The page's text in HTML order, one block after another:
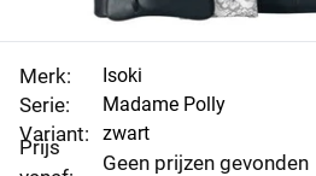
Merk:
Serie:
Variant:
Prijs
Isoki
Madame Polly
zwart
Geen prijzen gevonden